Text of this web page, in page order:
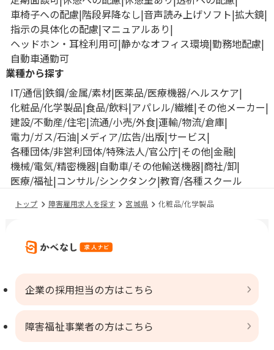
車椅子への配慮 階段昇降なし 音声読み上げソフト 拡大鏡
指示の具体化の配慮 マニュアルあり
ヘッドホン・耳栓利用可 静かなオフィス環境 勤務地配慮
自動車通勤可
業種から探す
IT/通信 鉄鋼/金属/素材 医薬品/医療機器/ヘルスケア
化粧品/化学製品 食品/飲料 アパレル/繊維 その他メーカー
建設/不動産/住宅 流通/小売/外食 運輸/物流/倉庫
電力/ガス/石油 メディア/広告/出版 サービス
各種団体/非営利団体/特殊法人/官公庁 その他 金融
機械/電気/精密機器 自動車/その他輸送機器 商社/卸
医療/福祉 コンサル/シンクタンク 教育/各種スクール
トップ 障害雇用求人を探す 宮城県 化粧品/化学製品
企業の採用担当の方はこちら
障害福祉事業者の方はこちら